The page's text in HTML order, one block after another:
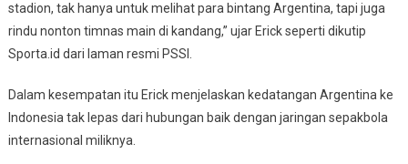
stadion, tak hanya untuk melihat para bintang Argentina, tapi juga
rindu nonton timnas main di kandang,” ujar Erick seperti dikutip
Sporta.id dari laman resmi PSSI.
Dalam kesempatan itu Erick menjelaskan kedatangan Argentina ke
Indonesia tak lepas dari hubungan baik dengan jaringan sepakbola
internasional miliknya.